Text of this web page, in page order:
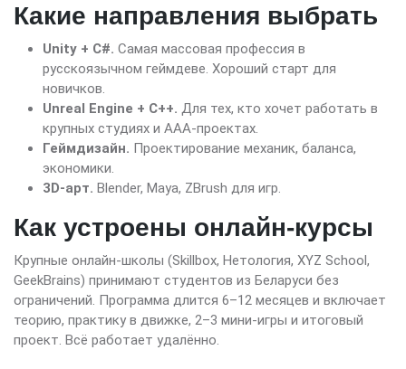
Какие направления выбрать
Unity + C#. Самая массовая профессия в
русскоязычном геймдеве. Хороший старт для
новичков.
Unreal Engine + C++. Для тех, кто хочет работать в
крупных студиях и AAA-проектах.
Геймдизайн. Проектирование механик, баланса,
экономики.
3D-арт. Blender, Maya, ZBrush для игр.
Как устроены онлайн-курсы
Крупные онлайн-школы (Skillbox, Нетология, XYZ School,
GeekBrains) принимают студентов из Беларуси без
ограничений. Программа длится 6–12 месяцев и включает
теорию, практику в движке, 2–3 мини-игры и итоговый
проект. Всё работает удалённо.